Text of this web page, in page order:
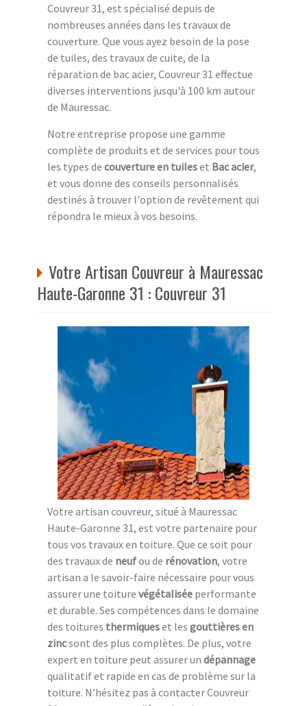
Couvreur 31, est spécialisé depuis de
nombreuses années dans les travaux de
couverture. Que vous ayez besoin de la pose
de tuiles, des travaux de cuite, de la
réparation de bac acier, Couvreur 31 effectue
diverses interventions jusqu'à 100 km autour
de Mauressac.
Notre entreprise propose une gamme
complète de produits et de services pour tous
les types de couverture en tuileset Bac acier,
et vous donne des conseils personnalisés
destinés à trouver l'option de revêtement qui
répondra le mieux à vos besoins.
Votre Artisan Couvreur à Mauressac
Haute-Garonne 31 : Couvreur 31
Votre artisan couvreur, situé à Mauressac
Haute-Garonne 31, est votre partenaire pour
tous vos travaux en toiture. Que ce soit pour
des travaux de neufou de rénovation, votre
artisan a le savoir-faire nécessaire pour vous
assurer une toiture végétalisée performante
et durable. Ses compétences dans le domaine
des toitures thermiqueset les gouttières en
zincsont des plus complètes. De plus, votre
expert en toiture peut assurer un dépannage
qualitatif et rapide en cas de problème sur la
toiture. N’hésitez pas à contacter Couvreur